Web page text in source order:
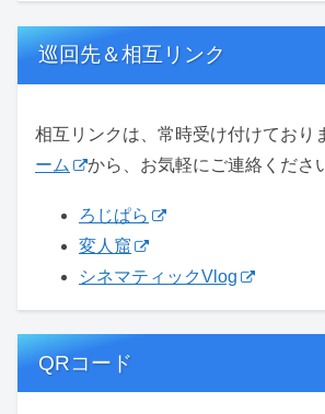
巡回先＆相互リンク
相互リンクは、常時受け付けており
ーム
から、お気軽にご連絡くださ
ろじぱら
変人窟
シネマティックVlog
QRコード